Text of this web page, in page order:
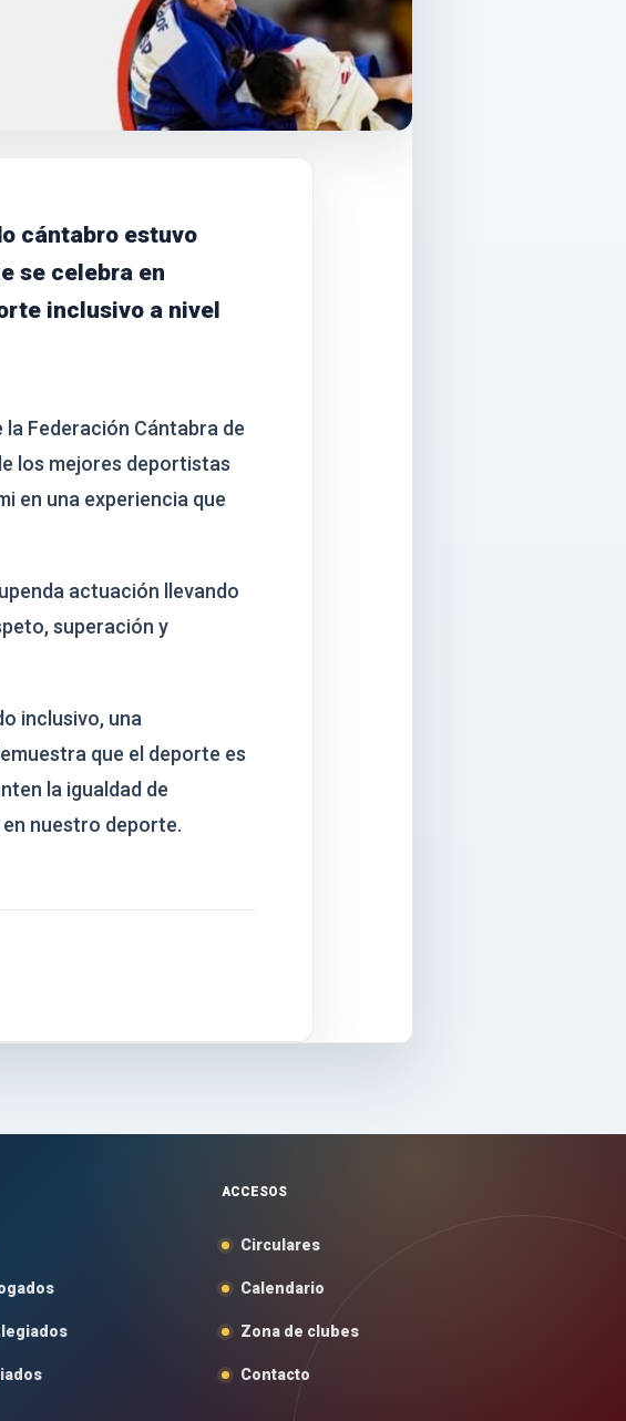
cántabro estuvo
se celebra en
inclusivo a nivel
Federación Cántabra de
los mejores deportistas
en una experiencia que
actuación llevando
superación y
inclusivo, una
que el deporte es
la igualdad de
nuestro deporte.
ACCESOS
Circulares
Calendario
Zona de clubes
Contacto